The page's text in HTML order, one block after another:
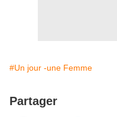
#Un jour -une Femme
Partager